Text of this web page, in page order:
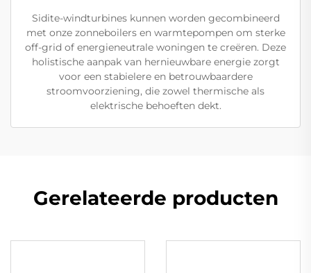
Sidite-windturbines kunnen worden gecombineerd
met onze zonneboilers en warmtepompen om sterke
off-grid of energieneutrale woningen te creëren. Deze
holistische aanpak van hernieuwbare energie zorgt
voor een stabielere en betrouwbaardere
stroomvoorziening, die zowel thermische als
elektrische behoeften dekt.
Gerelateerde producten